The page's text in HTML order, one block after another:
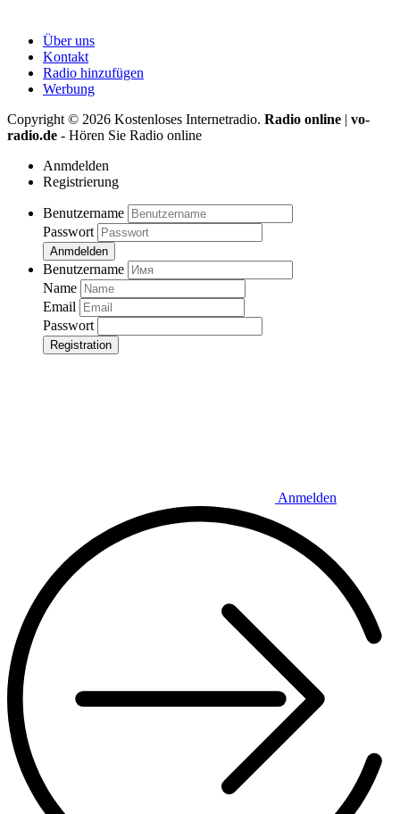
Über uns
Kontakt
Radio hinzufügen
Werbung
Copyright © 2026 Kostenloses Internetradio. Radio online | vo-
radio.de - Hören Sie Radio online
Anmdelden
Registrierung
Benutzername
Passwort
Anmdelden
Benutzername
Name
Email
Passwort
Registration
Anmelden